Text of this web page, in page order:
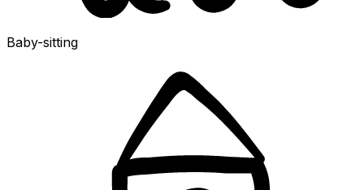
Baby-sitting